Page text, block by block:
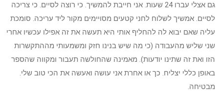
גם אצלי עברו 24 שעות. אני חייבת להמשיך. כי רוצה לסיים. כי צריכה
לסיים. אמשיך לשלוח לחני קטעים מסויימים מקור ליד עריכה. סומכת
עליה שאם יבוא לה להחליף אותי היא תעשה את זה אפילו עכשיו אחרי
שני שליש מהעבודה (כי מה שיש בנינו חזק ומשמעותי מההתקשרות
הזו ואת זה שתינו יודעות). מאמינה שהחולשה תעבור ומקווה שהספר
באופן כללי יצליח. כך או אחרת אני עושה ואעשה את הכי טוב שלי.
מבטיחה.